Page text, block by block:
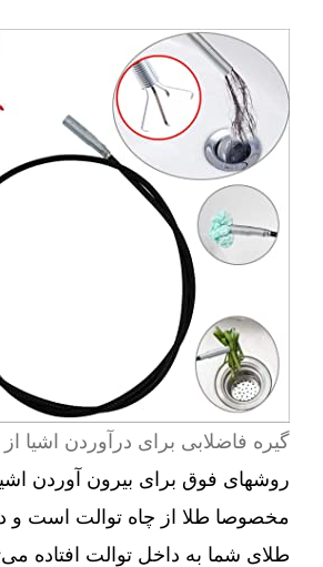
گیره فاضلابی برای درآوردن اشیا
روشهای فوق برای بیرون آوردن
مخصوصا طلا از چاه توالت است و
طلای شما به داخل توالت افتاده